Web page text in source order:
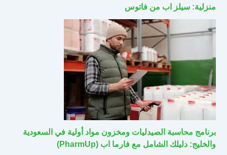
منزلية: سيلز اب من فاتوس
برنامج محاسبة الصيدليات ومخزون مواد أولية في السعودية
والخليج: دليلك الشامل مع فارما اب (PharmUp)